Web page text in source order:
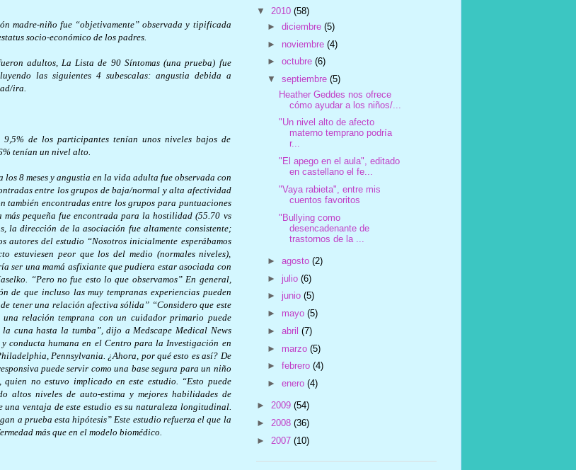
madre-niño fue “objetivamente” observada y tipificada
socio-económico de los padres.
adultos, La Lista de 90 Síntomas (una prueba) fue
las siguientes 4 subescalas: angustia debida a
ira.
de los participantes tenían unos niveles bajos de
tenían un nivel alto.
8 meses y angustia en la vida adulta fue observada con
entre los grupos de baja/normal y alta afectividad
encontradas entre los grupos para puntuaciones
pequeña fue encontrada para la hostilidad (55.70 vs
la dirección de la asociación fue altamente consistente;
autores del estudio “Nosotros inicialmente esperábamos
estuviesen peor que los del medio (normales niveles),
ser una mamá asfixiante que pudiera estar asociada con
“Pero no fue esto lo que observamos” En general,
de que incluso las muy tempranas experiencias pueden
tener una relación afectiva sólida” “Considero que este
relación temprana con un cuidador primario puede
cuna hasta la tumba”, dijo a Medscape Medical News
conducta humana en el Centro para la Investigación en
Pennsylvania. ¿Ahora, por qué esto es así? De
puede servir como una base segura para un niño
no estuvo implicado en este estudio. “Esto puede
niveles de auto-estima y mejores habilidades de
una ventaja de este estudio es su naturaleza longitudinal.
a prueba esta hipótesis” Este estudio refuerza el que la
más que en el modelo biomédico.
▼ 2010 (58)
►diciembre(5)
► noviembre(4)
►octubre(6)
▼septiembre(5)
Heather Geddes nos ofrece
cómo ayudar a los niños/...
"Un nivel alto de afecto
materno temprano podría
r...
"El apego en el aula", editado
en castellano el fe...
"Vaya rabieta", entre mis
cuentos favoritos
"Bullying como
desencadenante de
trastornos de la ...
►agosto(2)
►julio(6)
►junio(5)
► mayo(5)
►abril(7)
► marzo(5)
►febrero(4)
►enero(4)
► 2009 (54)
► 2008 (36)
► 2007 (10)